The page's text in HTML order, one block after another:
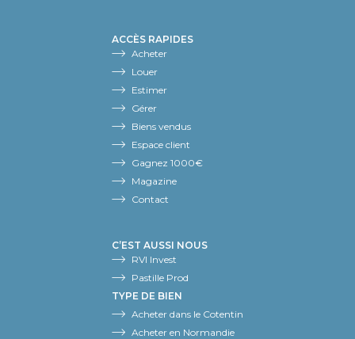
ACCÈS RAPIDES
Acheter
Louer
Estimer
Gérer
Biens vendus
Espace client
Gagnez 1000€
Magazine
Contact
C’EST AUSSI NOUS
RVI Invest
Pastille Prod
TYPE DE BIEN
Acheter dans le Cotentin
Acheter en Normandie